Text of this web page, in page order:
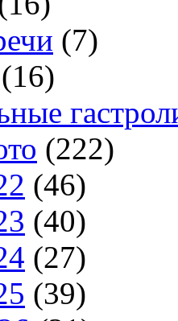
(7)
(16)
(222)
(46)
(40)
(27)
(39)